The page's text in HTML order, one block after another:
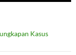
Kasus